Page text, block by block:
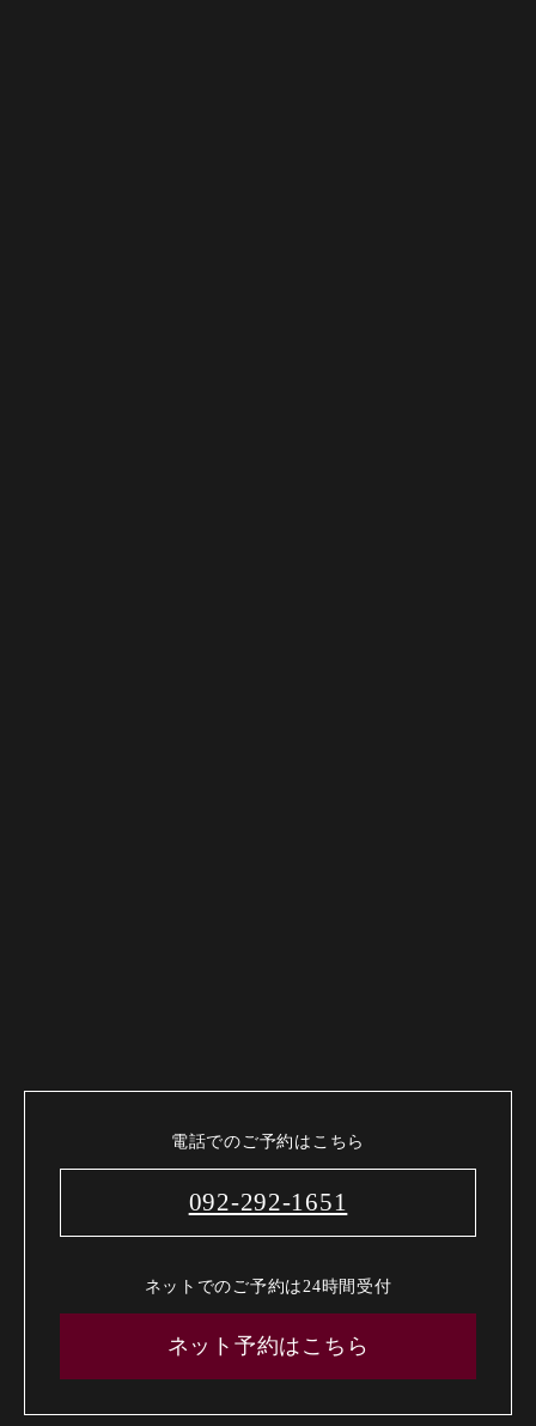
電話でのご予約はこちら
092-292-1651
ネットでのご予約は24時間受付
ネット予約はこちら